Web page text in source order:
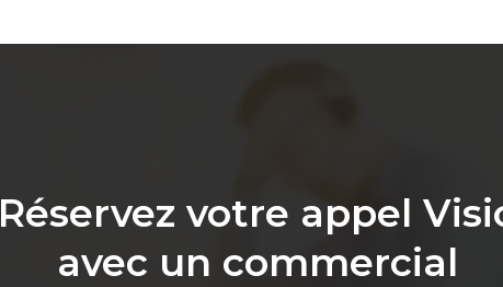
Réservez votre appel
avec un commercial